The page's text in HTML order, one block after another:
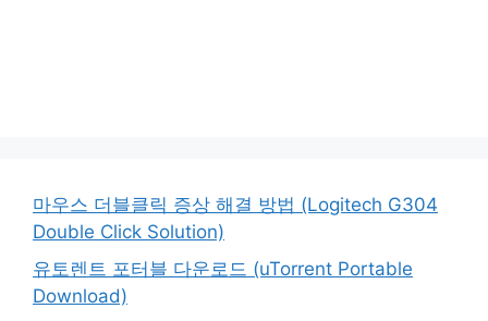
마우스 더블클릭 증상 해결 방법 (Logitech G304
Double Click Solution)
유토렌트 포터블 다운로드 (uTorrent Portable
Download)